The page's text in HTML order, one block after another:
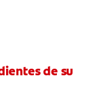
de su